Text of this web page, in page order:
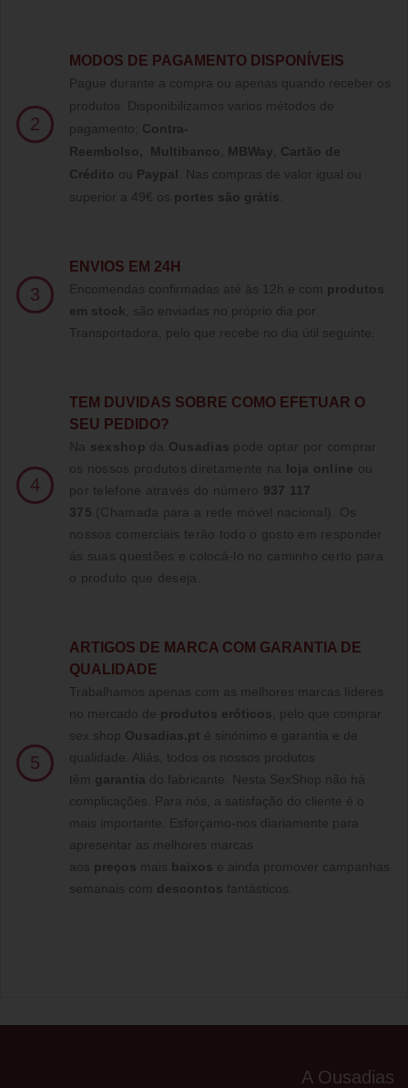
2
MODOS DE PAGAMENTO DISPONÍVEIS
Pague durante a compra ou apenas quando receber os
produtos. Disponibilizamos varios métodos de
pagamento; Contra-
Reembolso, Multibanco MBWay
Cartão de
Crédito ou Paypal
Nas compras de valor igual ou
superior a 49€ os portes são grátis
3
ENVIOS EM 24H
Encomendas confirmadas até às 12h e com produtos
em stock , são enviadas no próprio dia por
Transportadora, pelo que recebe no dia útil seguinte.
4
TE M DUVIDAS SOBRE COMO EFETUAR O
SEU PEDIDO?
Na sexshop da Ousadias pode optar por comprar
os nossos produtos diretamente na loja online ou
por telefone através do número 937 117
375 (Chamada para a rede móvel nacional)
. Os
nossos comerciais terão todo o gosto em responder
ás suas questões e colocá-lo no caminho certo para
o produto que deseja.
5
ARTIGOS DE MARCA COM GARANTIA DE
QUALIDADE
Trabalhamos apenas com as melhores marcas líderes
no mercado de produtos eróticos , pelo que comprar
sex shop Ousadias.pt é sinónimo e garantia e de
qualidade. Aliás, todos os nossos produtos
têm garantia do fabricante. Nesta SexShop não há
complicações. Para nós, a satisfação do cliente é o
mais importante. Esforçamo-nos diariamente para
apresentar as melhores marcas
aos preços mais baixos e ainda promover campanhas
semanais com descontos fantásticos.
A Ousadias